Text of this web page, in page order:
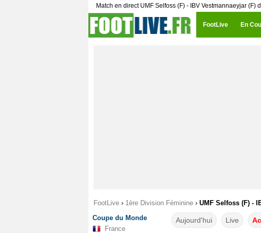
Match en direct UMF Selfoss (F) - IBV Vestmannaeyjar (F)
FootLive En
FootLive › 1ère Division Féminine › UMF Selfoss (F) -
Coupe du Monde
France
Aujourd'hui Live